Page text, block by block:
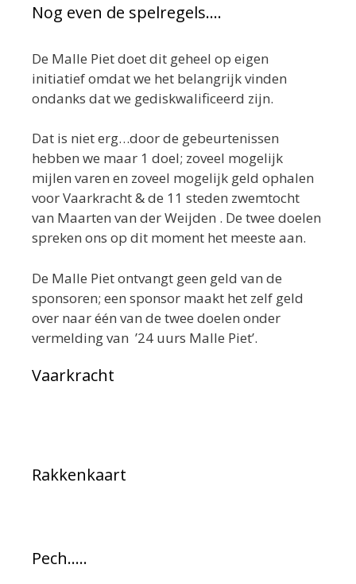
Nog even de spelregels….
De Malle Piet doet dit geheel op eigen
initiatief omdat we het belangrijk vinden
ondanks dat we gediskwalificeerd zijn.
Dat is niet erg…door de gebeurtenissen
hebben we maar 1 doel; zoveel mogelijk
mijlen varen en zoveel mogelijk geld ophalen
voor Vaarkracht & de 11 steden zwemtocht
van Maarten van der Weijden . De twee doelen
spreken ons op dit moment het meeste aan.
De Malle Piet ontvangt geen geld van de
sponsoren; een sponsor maakt het zelf geld
over naar één van de twee doelen onder
vermelding van ’24 uurs Malle Piet’.
Vaarkracht
Rakkenkaart
Pech…..